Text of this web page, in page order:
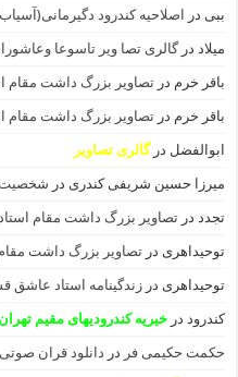
ببی در اصلاحیه کندرود
میلاد درگالری تصا ویر تاسوعا وعاشورای
باقر خرم درتصاویر بزرگ داشت مقام
باقر خرم درتصاویر بزرگ داشت مقام
ابوالفضل درگالری تصاویر
میرزا حسین شریفی کندری در شخصیت
تجدد درتصاویر بزرگ داشت مقام
توحیداهری درتصاویر بزرگ داشت
توحیداهری درزندگینامه استاد
کندرود درخیریه کندرودیهای مقیم تهران
حکمت حکیمی فر در دانلود قران صوتی